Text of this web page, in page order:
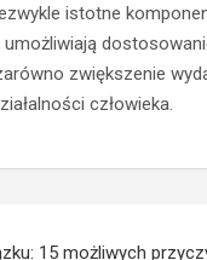
istotne
zwiększenie
człowieka.
15 możliwych